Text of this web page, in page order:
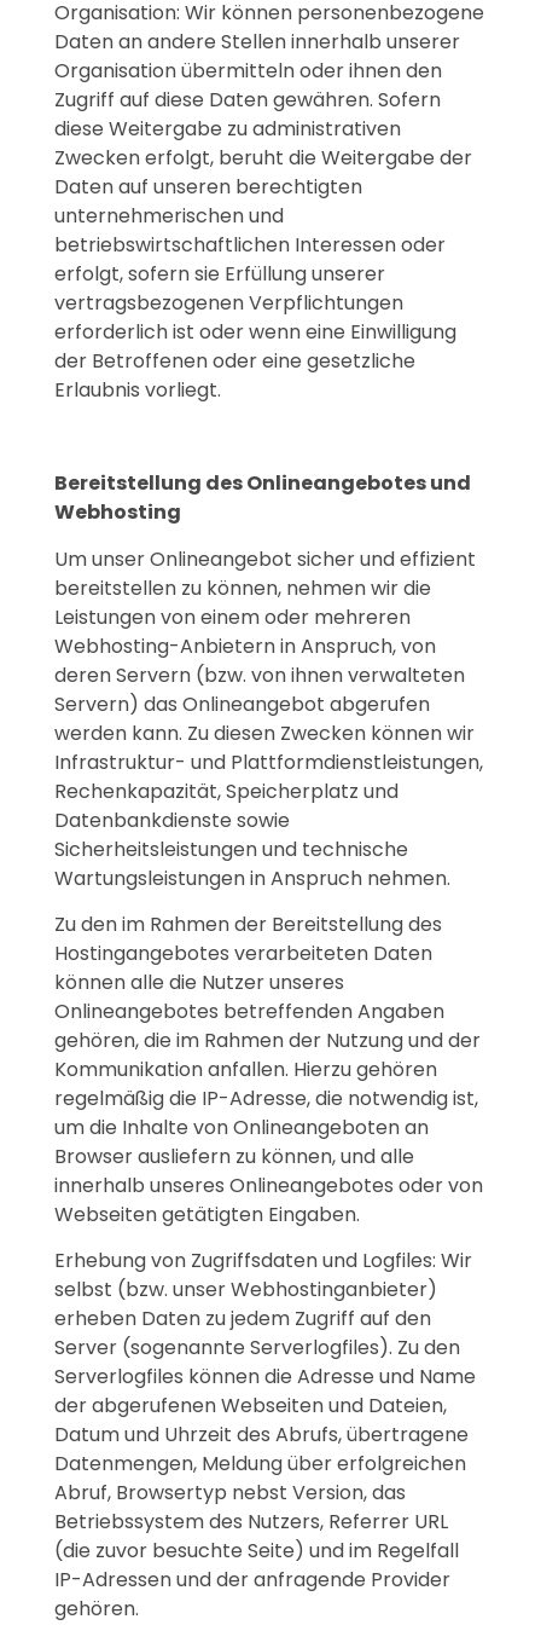
Organisation: Wir können personenbezogene
Daten an andere Stellen innerhalb unserer
Organisation übermitteln oder ihnen den
Zugriff auf diese Daten gewähren. Sofern
diese Weitergabe zu administrativen
Zwecken erfolgt, beruht die Weitergabe der
Daten auf unseren berechtigten
unternehmerischen und
betriebswirtschaftlichen Interessen oder
erfolgt, sofern sie Erfüllung unserer
vertragsbezogenen Verpflichtungen
erforderlich ist oder wenn eine Einwilligung
der Betroffenen oder eine gesetzliche
Erlaubnis vorliegt.
Bereitstellung des Onlineangebotes und
Webhosting
Um unser Onlineangebot sicher und effizient
bereitstellen zu können, nehmen wir die
Leistungen von einem oder mehreren
Webhosting-Anbietern in Anspruch, von
deren Servern (bzw. von ihnen verwalteten
Servern) das Onlineangebot abgerufen
werden kann. Zu diesen Zwecken können wir
Infrastruktur- und Plattformdienstleistungen,
Rechenkapazität, Speicherplatz und
Datenbankdienste sowie
Sicherheitsleistungen und technische
Wartungsleistungen in Anspruch nehmen.
Zu den im Rahmen der Bereitstellung des
Hostingangebotes verarbeiteten Daten
können alle die Nutzer unseres
Onlineangebotes betreffenden Angaben
gehören, die im Rahmen der Nutzung und der
Kommunikation anfallen. Hierzu gehören
regelmäßig die IP-Adresse, die notwendig ist,
um die Inhalte von Onlineangeboten an
Browser ausliefern zu können, und alle
innerhalb unseres Onlineangebotes oder von
Webseiten getätigten Eingaben.
Erhebung von Zugriffsdaten und Logfiles: Wir
selbst (bzw. unser Webhostinganbieter)
erheben Daten zu jedem Zugriff auf den
Server (sogenannte Serverlogfiles). Zu den
Serverlogfiles können die Adresse und Name
der abgerufenen Webseiten und Dateien,
Datum und Uhrzeit des Abrufs, übertragene
Datenmengen, Meldung über erfolgreichen
Abruf, Browsertyp nebst Version, das
Betriebssystem des Nutzers, Referrer URL
(die zuvor besuchte Seite) und im Regelfall
IP-Adressen und der anfragende Provider
gehören.